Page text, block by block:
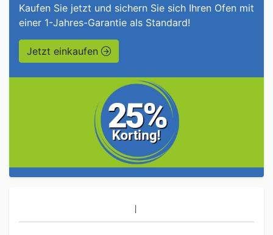
Kaufen Sie jetzt und sichern Sie sich Ihren Ofen mit
einer 1-Jahres-Garantie als Standard!
Jetzt einkaufen